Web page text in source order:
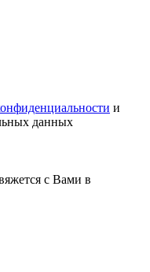
и
данных
с Вами в